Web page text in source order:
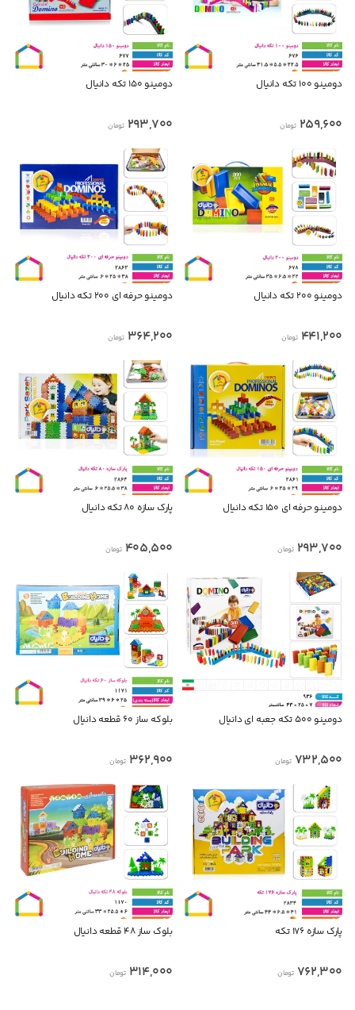
دومینو ۱۰۰ تکه دانیال
259,600 تومان
دومینو ۱۵۰ تکه دانیال
293,700 تومان
دومینو ۲۰۰ تکه دانیال
441,200 تومان
دومینو حرفه ای ۲۰۰ تکه دانیال
364,200 تومان
دومینو حرفه ای ۱۵۰ تکه دانیال
293,700 تومان
پارک سازه ۸۰ تکه دانیال
405,500 تومان
دومینو ۵۰۰ تکه جعبه ای دانیال
732,500 تومان
بلوکه ساز ۶۰ قطعه دانیال
362,900 تومان
پارک سازه ۱۷۶ تکه
762,300 تومان
بلوک ساز ۴۸ قطعه دانیال
314,000 تومان